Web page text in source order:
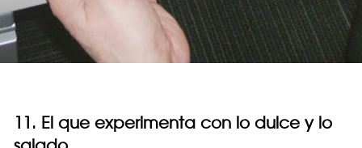
11. El que experimenta con lo dulce y lo